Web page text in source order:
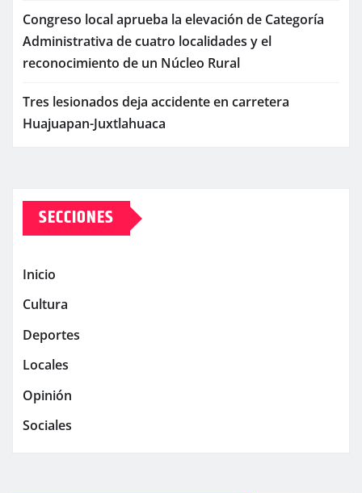
Congreso local aprueba la elevación de Categoría
Administrativa de cuatro localidades y el
reconocimiento de un Núcleo Rural
Tres lesionados deja accidente en carretera
Huajuapan-Juxtlahuaca
SECCIONES
Inicio
Cultura
Deportes
Locales
Opinión
Sociales